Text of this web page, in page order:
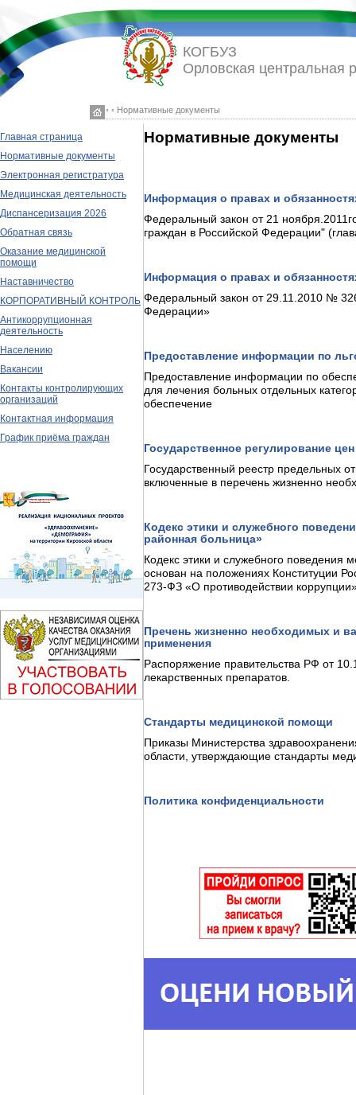
◦ ◦ Нормативные документы
КОГБУЗ
Орловская центральная
Главная страница
Нормативные документы
Электронная регистратура
Медицинская деятельность
Диспансеризация 2026
Обратная связь
Оказание медицинской
помощи
Наставничество
КОРПОРАТИВНЫЙ КОНТРОЛЬ
Антикоррупционная
деятельность
Населению
Вакансии
Контакты контролирующих
организаций
Контактная информация
График приёма граждан
Нормативные документы
Информация о правах и
Федеральный закон от 21
граждан в Российской Федерации"
Информация о правах и
Федеральный закон от 29.11.2010 №
Федерации»
Предоставление информации по
Предоставление информации по
для лечения больных отдельных
обеспечение
Государственное регулирование
Государственный реестр предельных
включенные в перечень жизненно
Кодекс этики и служебного
районная больница»
Кодекс этики и служебного
основан на положениях Конституции
273-ФЗ «О противодействии
Пречень жизненно необходимых и
применения
Распоряжение правительства РФ от
лекарственных препаратов.
Стандарты медицинской помощи
Приказы Министерства
области, утверждающие стандарты
Политика конфиденциальности